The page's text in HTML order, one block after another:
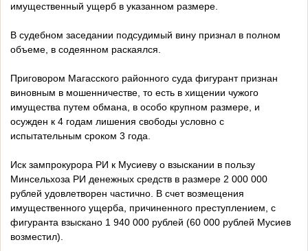
имущественный ущерб в указанном размере.
В судебном заседании подсудимый вину признал в полном
объеме, в содеянном раскаялся.
Приговором Магасского районного суда фигурант признан
виновным в мошенничестве, то есть в хищении чужого
имущества путем обмана, в особо крупном размере, и
осужден к 4 годам лишения свободы условно с
испытательным сроком 3 года.
Иск зампрокурора РИ к Мусиеву о взыскании в пользу
Минсельхоза РИ денежных средств в размере 2 000 000
рублей удовлетворен частично. В счет возмещения
имущественного ущерба, причиненного преступлением, с
фигуранта взыскано 1 940 000 рублей (60 000 рублей Мусиев
возместил).